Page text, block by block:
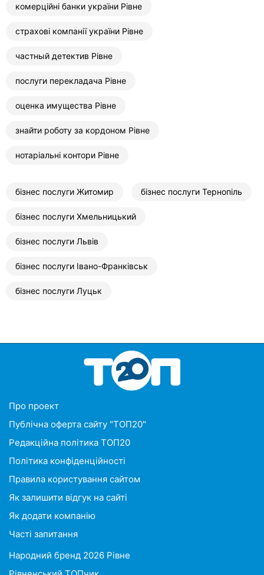
комерційні банки україни Рівне
страхові компанії україни Рівне
частный детектив Рівне
послуги перекладача Рівне
оценка имущества Рівне
знайти роботу за кордоном Рівне
нотаріальні контори Рівне
бізнес послуги Житомир бізнес послуги Тернопіль
бізнес послуги Хмельницький
бізнес послуги Львів
бізнес послуги Івано-Франківськ
бізнес послуги Луцьк
Про проект
Публічна оферта сайту "ТОП20"
Редакційна політика ТОП20
Політика конфіденційності
Правила користування сайтом
Як залишити відгук на сайті
Як додати компанію
Часті запитання
Народний бренд 2026 Рівне